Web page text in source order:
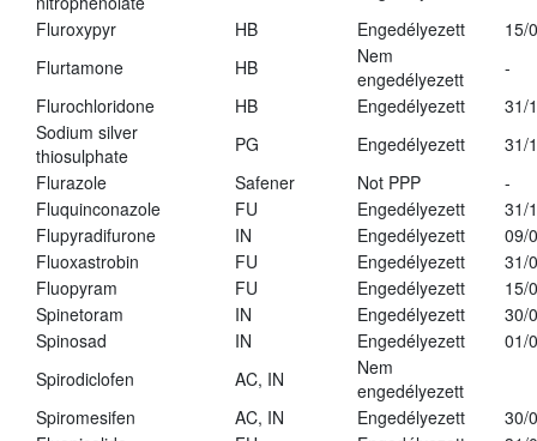
Fluroxypyr
HB Engedélyezett
15/
Flurtamone
HB
Nem
engedélyezett
-
Flurochloridone
HB Engedélyezett
31/
Sodium silver
thiosulphate
PG Engedélyezett
31/
Flurazole
Safener Not PPP
-
Fluquinconazole
FU Engedélyezett
31/
Flupyradifurone
IN Engedélyezett
09/
Fluoxastrobin
FU Engedélyezett
31/
Fluopyram
FU Engedélyezett
15/
Spinetoram
IN Engedélyezett
30/
Spinosad
IN Engedélyezett
01/
Spirodiclofen
AC, IN
Nem
engedélyezett
Spiromesifen
AC, IN Engedélyezett
30/